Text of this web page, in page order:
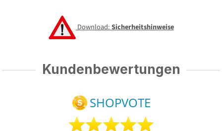
Download:Sicherheitshinweise
Kundenbewertungen